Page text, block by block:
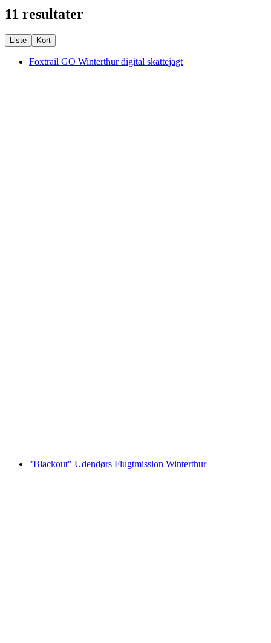
11 resultater
Liste Kort
Foxtrail GO Winterthur digital skattejagt
"Blackout" Udendørs Flugtmission Winterthur